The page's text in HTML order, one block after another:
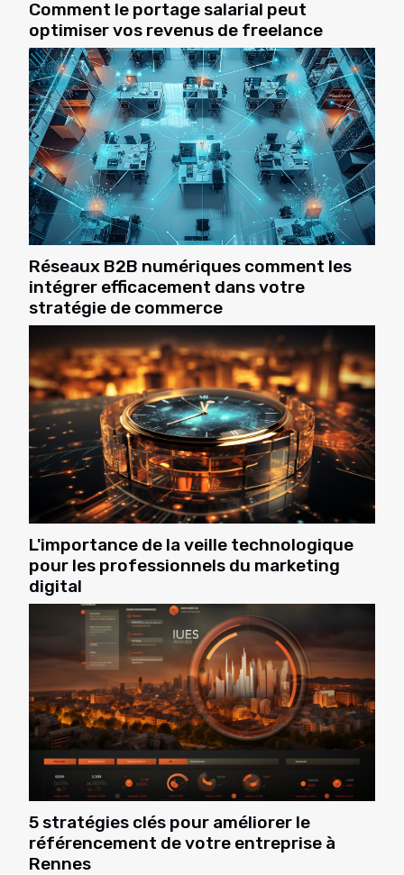
Comment le portage salarial peut
optimiser vos revenus de freelance
Réseaux B2B numériques comment les
intégrer efficacement dans votre
stratégie de commerce
L'importance de la veille technologique
pour les professionnels du marketing
digital
5 stratégies clés pour améliorer le
référencement de votre entreprise à
Rennes